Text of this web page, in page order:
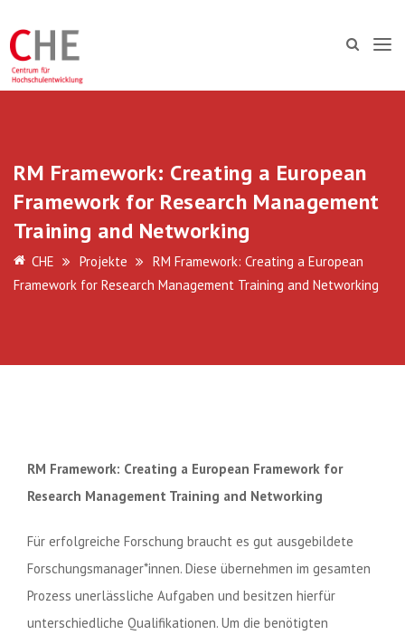
RM Framework: Creating a European
Framework for Research Management
Training and Networking
CHE Projekte
RM Framework: Creating a European
Framework for Research Management Training and Networking
RM Framework: Creating a European Framework for
Research Management Training and Networking
Für erfolgreiche Forschung braucht es gut ausgebildete
Forschungsmanager*innen. Diese übernehmen im gesamten
Prozess unerlässliche Aufgaben und besitzen hierfür
unterschiedliche Qualifikationen. Um die benötigten